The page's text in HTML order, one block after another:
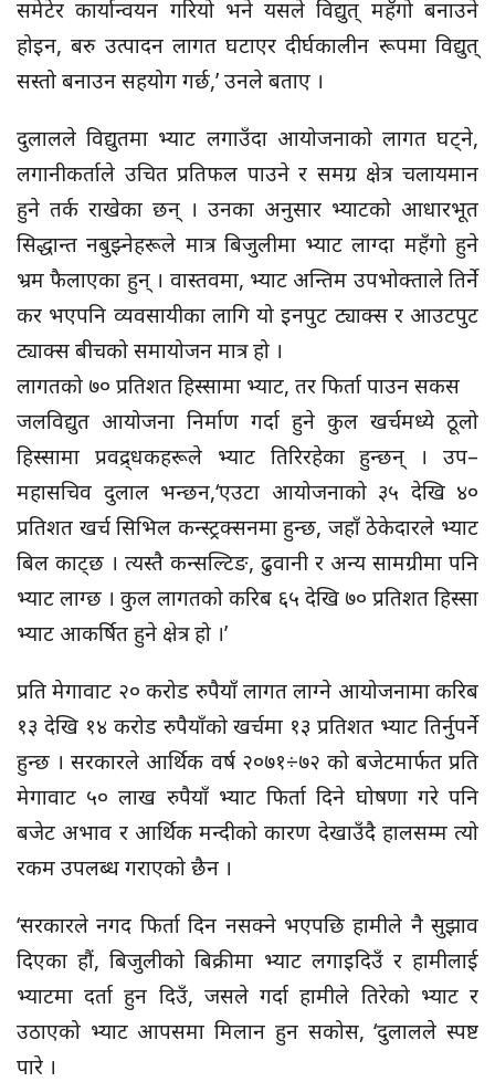
समेटेर कार्यान्वयन गरियो भने यसले विद्युत् महँगो बनाउने
होइन, बरु उत्पादन लागत घटाएर दीर्घकालीन रूपमा विद्युत्
सस्तो बनाउन सहयोग गर्छ,’ उनले बताए ।
दुलालले विद्युतमा भ्याट लगाउँदा आयोजनाको लागत घट्ने,
लगानीकर्ताले उचित प्रतिफल पाउने र समग्र क्षेत्र चलायमान
हुने तर्क राखेका छन् । उनका अनुसार भ्याटको आधारभूत
सिद्धान्त नबुझ्नेहरूले मात्र बिजुलीमा भ्याट लाग्दा महँगो हुने
भ्रम फैलाएका हुन् । वास्तवमा, भ्याट अन्तिम उपभोक्ताले तिर्ने
कर भएपनि व्यवसायीका लागि यो इनपुट ट्याक्स र आउटपुट
ट्याक्स बीचको समायोजन मात्र हो ।
लागतको ७० प्रतिशत हिस्सामा भ्याट, तर फिर्ता पाउन सकस
जलविद्युत आयोजना निर्माण गर्दा हुने कुल खर्चमध्ये ठूलो
हिस्सामा प्रवद्र्धकहरूले भ्याट तिरिरहेका हुन्छन् । उप–
महासचिव दुलाल भन्छन,‘एउटा आयोजनाको ३५ देखि ४०
प्रतिशत खर्च सिभिल कन्स्ट्रक्सनमा हुन्छ, जहाँ ठेकेदारले भ्याट
बिल काट्छ । त्यस्तै कन्सल्टिङ, ढुवानी र अन्य सामग्रीमा पनि
भ्याट लाग्छ । कुल लागतको करिब ६५ देखि ७० प्रतिशत हिस्सा
भ्याट आकर्षित हुने क्षेत्र हो ।’
प्रति मेगावाट २० करोड रुपैयाँ लागत लाग्ने आयोजनामा करिब
१३ देखि १४ करोड रुपैयाँको खर्चमा १३ प्रतिशत भ्याट तिर्नुपर्ने
हुन्छ । सरकारले आर्थिक वर्ष २०७१÷७२ को बजेटमार्फत प्रति
मेगावाट ५० लाख रुपैयाँ भ्याट फिर्ता दिने घोषणा गरे पनि
बजेट अभाव र आर्थिक मन्दीको कारण देखाउँदै हालसम्म त्यो
रकम उपलब्ध गराएको छैन ।
‘सरकारले नगद फिर्ता दिन नसक्ने भएपछि हामीले नै सुझाव
दिएका हौं, बिजुलीको बिक्रीमा भ्याट लगाइदिउँ र हामीलाई
भ्याटमा दर्ता हुन दिउँ, जसले गर्दा हामीले तिरेको भ्याट र
उठाएको भ्याट आपसमा मिलान हुन सकोस, ‘दुलालले स्पष्ट
पारे ।